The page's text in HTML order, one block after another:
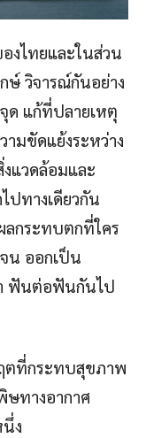
งไทยและในส่วน
ษ์ วิจารณ์กันอย่าง
ด แก้ที่ปลายเหตุ
มขัดแย้งระหว่าง
งแวดล้อมและ
ปทางเดียวกัน
ลกระทบตกที่ใคร
น ออกเป็น
ฟันต่อฟันกันไป
ตที่กระทบสุขภาพ
ทางอากาศ
ง